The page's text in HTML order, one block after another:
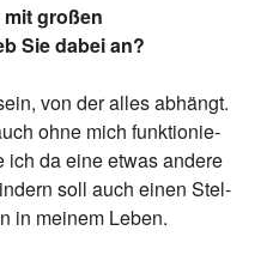
großen
Sie dabei an?
von der al­les ab­hängt.
ohne mich funk­tio­nie­
ich da eine et­was an­de­re
soll auch ei­nen Stel­
in mei­nem Le­ben.